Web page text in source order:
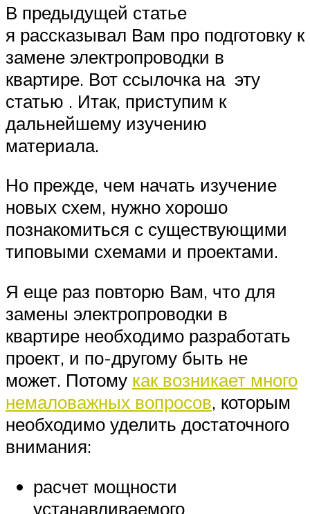
В предыдущей статье
я рассказывал Вам про подготовку к
замене электропроводки в
квартире. Вот ссылочка на эту
статью . Итак, приступим к
дальнейшему изучению
материала.
Но прежде, чем начать изучение
новых схем, нужно хорошо
познакомиться с существующими
типовыми схемами и проектами.
Я еще раз повторю Вам, что для
замены электропроводки в
квартире необходимо разработать
проект, и по-другому быть не
может. Потому как возникает много
немаловажных вопросов, которым
необходимо уделить достаточного
внимания:
расчет мощности
устанавливаемого